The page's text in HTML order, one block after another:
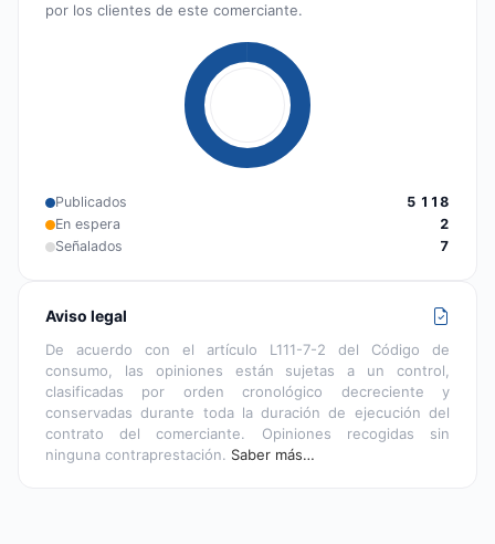
por los clientes de este comerciante.
Publicados
5 118
En espera
2
Señalados
7
Aviso legal
De acuerdo con el artículo L111-7-2 del Código de
consumo, las opiniones están sujetas a un control,
clasificadas por orden cronológico decreciente y
conservadas durante toda la duración de ejecución del
contrato del comerciante. Opiniones recogidas sin
ninguna contraprestación. Saber más…